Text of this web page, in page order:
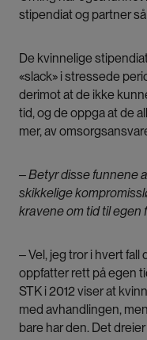
stipendiat og partner
De kvinnelige
«slack» i stressede
derimot at de ikke
tid, og de oppga at de
mer, av
‒ Betyr disse funnene
skikkelige
kravene om tid til egen
‒ Vel, jeg tror i hvert
oppfatter rett på egen
STK i 2012 viser at
med avhandlingen,
bare har den. Det